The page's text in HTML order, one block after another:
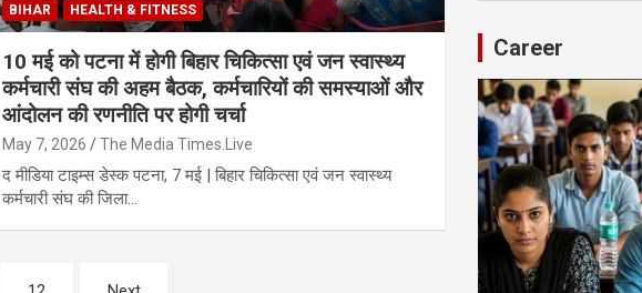
BIHAR HEALTH & FITNESS
10 मई को पटना में होगी बिहार चिकित्सा एवं जन स्वास्थ्य
कर्मचारी संघ की अहम बैठक, कर्मचारियों की समस्याओं और
आंदोलन की रणनीति पर होगी चर्चा
May 7, 2026 The Media Times.Live
द मीडिया टाइम्स डेस्क पटना, 7 मई | बिहार चिकित्सा एवं जन स्वास्थ्य
कर्मचारी संघ की जिला…
Career